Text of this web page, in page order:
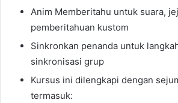
Anim Memberitahu untuk suara,
pemberitahuan kustom
Sinkronkan penanda untuk
sinkronisasi grup
Kursus ini dilengkapi dengan
termasuk: